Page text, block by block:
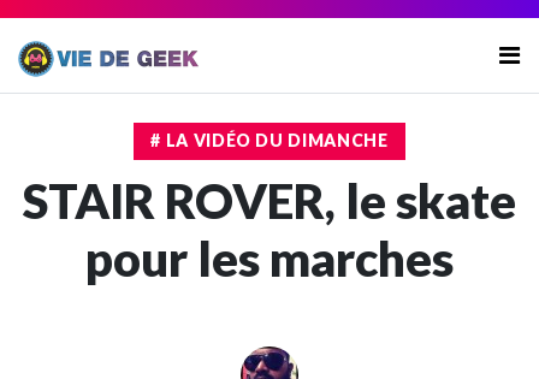
# LA VIDÉO DU DIMANCHE
STAIR ROVER, le skate
pour les marches